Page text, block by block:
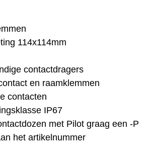
114x114mm
contactdragers
en raamklemmen
contacten
IP67
met Pilot graag een -P
het artikelnummer